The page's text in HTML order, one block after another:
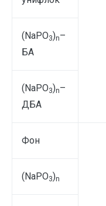
(NаPO3)n–
БА
(NаPO3)n–
ДБА
Фон
(NaPO3)n